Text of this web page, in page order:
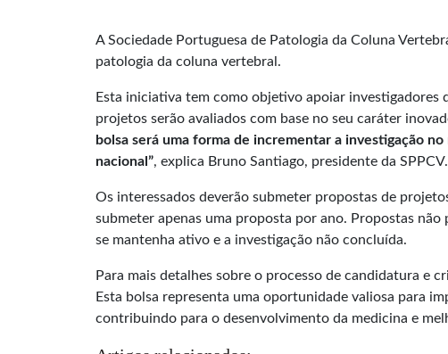
A Sociedade Portuguesa de Patologia da Coluna
patologia da coluna vertebral.
Esta iniciativa tem como objetivo apoiar
projetos serão avaliados com base no seu caráter
bolsa será uma forma de incrementar a investigação
nacional”, explica Bruno Santiago, presidente da SPPCV.
Os interessados deverão submeter propostas de
submeter apenas uma proposta por ano. Propostas
se mantenha ativo e a investigação não concluída.
Para mais detalhes sobre o processo de candidatura e
Esta bolsa representa uma oportunidade valiosa para
contribuindo para o desenvolvimento da medicina e